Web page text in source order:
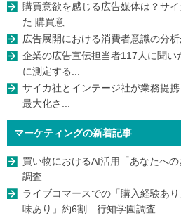
購買意欲を感じる広告媒体は？サ
た 購買意...
広告展開における消費者意識の分
企業の広告宣伝担当者117人に聞い
に測定する...
サイカ社とインテージ社が業務提
最大化さ...
マーケティングの新着記事
買い物におけるAI活用「あなたへ
調査
ライブコマースでの「購入経験あ
味あり」約6割 行知学園調査